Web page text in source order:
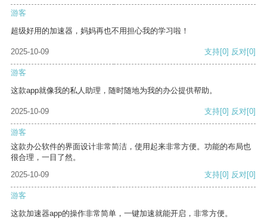
游客
超级好用的加速器，妈妈再也不用担心我的学习啦！
2025-10-09 支持[0] 反对[0]
游客
这款app就像我的私人助理，随时随地为我的办公提供帮助。
2025-10-09 支持[0] 反对[0]
游客
这款办公软件的界面设计非常简洁，使用起来非常方便。功能的布局也
很合理，一目了然。
2025-10-09
支持[0] 反对[0]
游客
这款加速器app的操作非常简单，一键加速就能开启，非常方便。